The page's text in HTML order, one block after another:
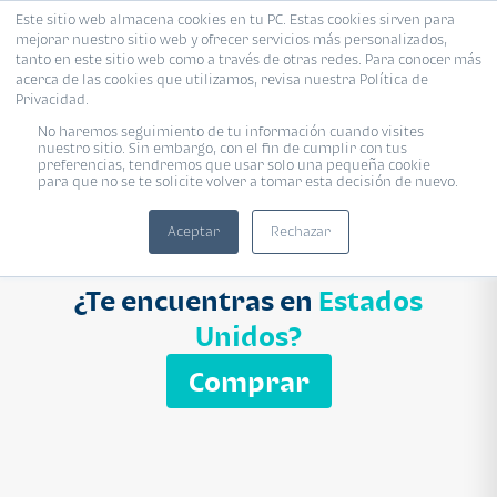
Este sitio web almacena cookies en tu PC. Estas cookies sirven para
mejorar nuestro sitio web y ofrecer servicios más personalizados,
tanto en este sitio web como a través de otras redes. Para conocer más
acerca de las cookies que utilizamos, revisa nuestra Política de
Privacidad.
No haremos seguimiento de tu información cuando visites
nuestro sitio. Sin embargo, con el fin de cumplir con tus
preferencias, tendremos que usar solo una pequeña cookie
para que no se te solicite volver a tomar esta decisión de nuevo.
Aceptar Rechazar
Proyecto Modelo Inmobiliaria
Ingresa el nombre del proyecto
Buscar
¿Te encuentras en Estados
Unidos?
Comprar